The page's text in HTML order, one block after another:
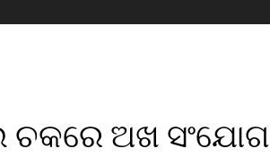
ଚକରେ ଅଖ ସଂଯୋଗ